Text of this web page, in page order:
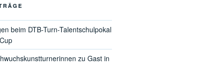
beim DTB-Turn-Talentschulpokal
zu Gast in